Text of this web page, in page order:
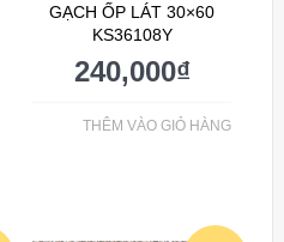
GẠCH ỐP LÁT 30×60
KS36108Y
240,000₫
THÊM VÀO GIỎ HÀNG